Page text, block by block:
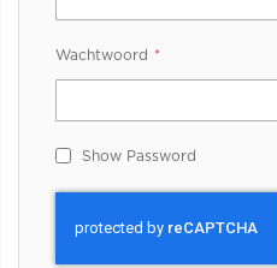
Wachtwoord
Show Password